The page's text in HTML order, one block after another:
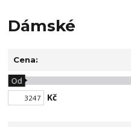
Dámské
Cena:
Kč
Od